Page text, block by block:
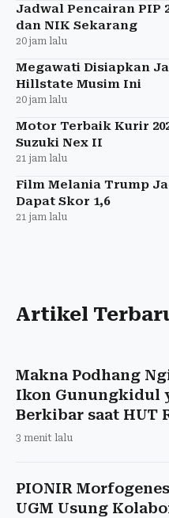
Jadwal Pencairan PIP
dan NIK Sekarang
20 jam lalu
Megawati Disiapkan
Hillstate Musim Ini
20 jam lalu
Motor Terbaik Kurir
Suzuki Nex II
21 jam lalu
Film Melania Trump
Dapat Skor 1,6
21 jam lalu
Artikel
Makna Podhang
Ikon Gunungkidul
Berkibar saat HUT
3 menit lalu
PIONIR
UGM Usung